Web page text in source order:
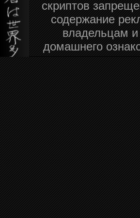
скриптов
содержание
владельцам и
домашнего